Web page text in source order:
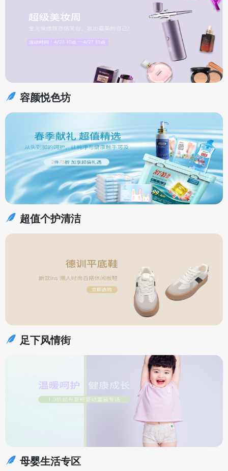
容颜悦色坊
超值个护清洁
足下风情街
母婴生活专区